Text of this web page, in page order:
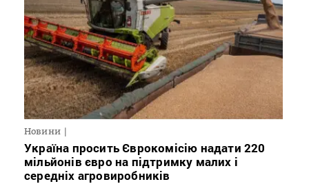
Новини
Україна просить Єврокомісію надати 220
мільйонів євро на підтримку малих і
середніх агровиробників